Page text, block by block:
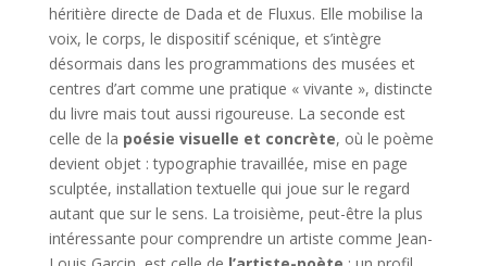
héritière directe de Dada et de Fluxus. Elle mobilise la
voix, le corps, le dispositif scénique, et s’intègre
désormais dans les programmations des musées et
centres d’art comme une pratique « vivante », distincte
du livre mais tout aussi rigoureuse. La seconde est
celle de la poésie visuelle et concrète, où le poème
devient objet : typographie travaillée, mise en page
sculptée, installation textuelle qui joue sur le regard
autant que sur le sens. La troisième, peut-être la plus
intéressante pour comprendre un artiste comme Jean-